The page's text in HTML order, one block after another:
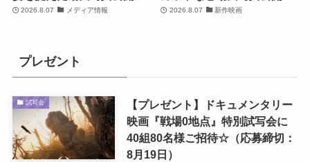
2026.8.07 メディア情報 2026.8.07 新作映画
プレゼント
試写会
【プレゼント】ドキュメンタリー
映画『戦場0地点』特別試写会に
40組80名様ご招待☆（応募締切：
8月19日）